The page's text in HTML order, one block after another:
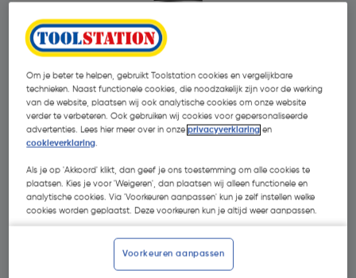
- 55 %
€ 5,54
€ 2,52
Om je beter te helpen, gebruikt Toolstation cookies en vergelijkbare
technieken. Naast functionele cookies, die noodzakelijk zijn voor de werking
van de website, plaatsen wij ook analytische cookies om onze website
verder te verbeteren. Ook gebruiken wij cookies voor gepersonaliseerde
advertenties. Lees hier meer over in onzeprivacyverklaring en
cookieverklaring.
Als je op 'Akkoord' klikt, dan geef je ons toestemming om alle cookies te
plaatsen. Kies je voor 'Weigeren', dan plaatsen wij alleen functionele en
analytische cookies. Via 'Voorkeuren aanpassen' kun je zelf instellen welke
cookies worden geplaatst. Deze voorkeuren kun je altijd weer aanpassen.
Voorkeuren aanpassen